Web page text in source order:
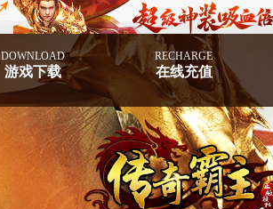
DOWNLOAD
游戏下载
RECHARGE
在线充值